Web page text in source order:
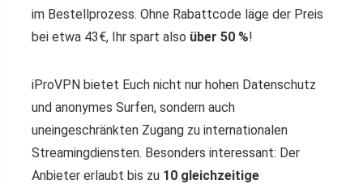
im Bestellprozess. Ohne Rabattcode läge der Preis
bei etwa 43€, Ihr spart also über 50 %!
iProVPN bietet Euch nicht nur hohen Datenschutz
und anonymes Surfen, sondern auch
uneingeschränkten Zugang zu internationalen
Streamingdiensten. Besonders interessant: Der
Anbieter erlaubt bis zu 10 gleichzeitige